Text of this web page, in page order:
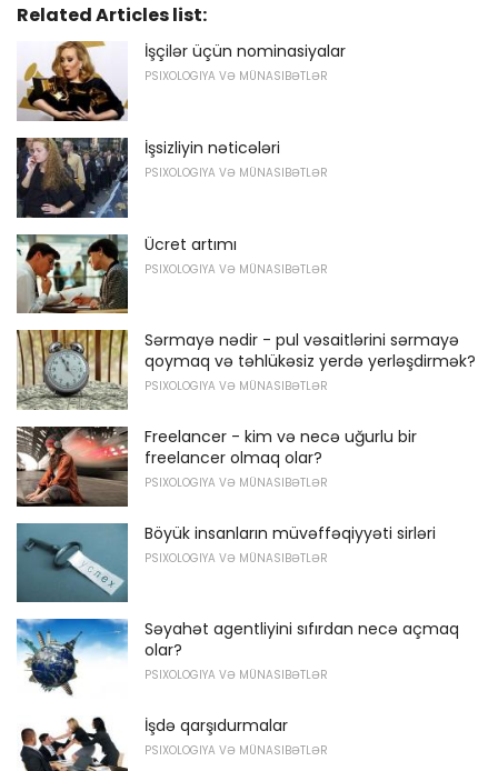
Related Articles list:
İşçilər üçün nominasiyalar
PSIXOLOGIYA VƏ MÜNASIBƏTLƏR
İşsizliyin nəticələri
PSIXOLOGIYA VƏ MÜNASIBƏTLƏR
Ücret artımı
PSIXOLOGIYA VƏ MÜNASIBƏTLƏR
Sərmayə nədir - pul vəsaitlərini sərmayə
qoymaq və təhlükəsiz yerdə yerləşdirmək?
PSIXOLOGIYA VƏ MÜNASIBƏTLƏR
Freelancer - kim və necə uğurlu bir
freelancer olmaq olar?
PSIXOLOGIYA VƏ MÜNASIBƏTLƏR
Böyük insanların müvəffəqiyyəti sirləri
PSIXOLOGIYA VƏ MÜNASIBƏTLƏR
Səyahət agentliyini sıfırdan necə açmaq
olar?
PSIXOLOGIYA VƏ MÜNASIBƏTLƏR
İşdə qarşıdurmalar
PSIXOLOGIYA VƏ MÜNASIBƏTLƏR